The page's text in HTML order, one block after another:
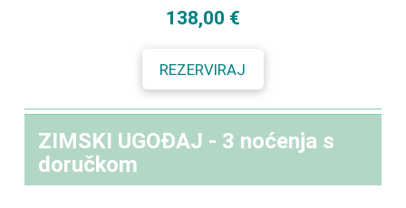
138,00 €
REZERVIRAJ
ZIMSKI UGOĐAJ - 3 noćenja s
doručkom